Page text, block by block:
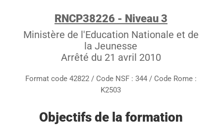
RNCP38226 - Niveau 3
Ministère de l'Education Nationale et de
la Jeunesse
Arrêté du 21 avril 2010
Format code 42822 / Code NSF : 344 / Code Rome :
K2503
Objectifs de la formation